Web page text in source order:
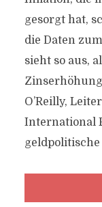
gesorgt hat,
die Daten
sieht so aus,
O’Reilly,
International